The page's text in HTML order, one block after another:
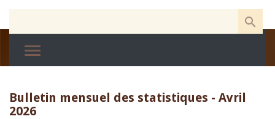
Bulletin mensuel des statistiques - Avril
2026